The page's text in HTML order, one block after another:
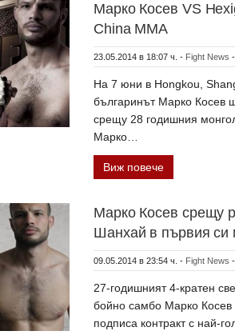
Марко Косев VS
China MMA
23.05.2014 в 18:07 ч. - Fight News -
На 7 юни в Hongkou,
българинът Марко Косев
срещу 28 годишния
Марко…
Виж повече
Марко Косев срещу
Шанхай в първия си
09.05.2014 в 23:54 ч. - Fight News -
27-годишният 4-кратен
бойно самбо Марко
подписа контракт с най-